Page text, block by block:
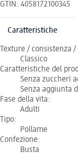
GTIN: 4058172100345
Caratteristiche
Texture / consistenza
Classico
Caratteristiche del
Senza zuccheri
Senza aggiunta
Fase della vita:
Adulti
Tipo:
Pollame
Confezione:
Busta